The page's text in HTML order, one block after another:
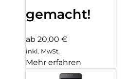
gemacht!
ab 20,00 €
inkl. MwSt.
Mehr erfahren